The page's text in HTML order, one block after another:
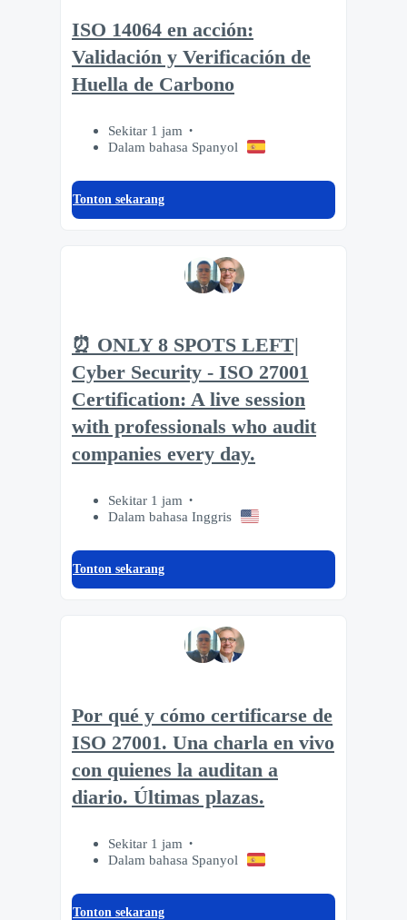
ISO 14064 en acción:
Validación y Verificación de
Huella de Carbono
Sekitar 1 jam
Dalam bahasa Spanyol
Tonton sekarang
⏰ ONLY 8 SPOTS LEFT|
Cyber Security - ISO 27001
Certification: A live session
with professionals who audit
companies every day.
Sekitar 1 jam
Dalam bahasa Inggris
Tonton sekarang
Por qué y cómo certificarse de
ISO 27001. Una charla en vivo
con quienes la auditan a
diario. Últimas plazas.
Sekitar 1 jam
Dalam bahasa Spanyol
Tonton sekarang